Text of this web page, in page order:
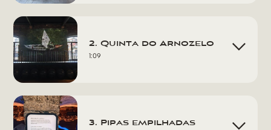
2. Quinta do Arnozelo
1:09
3. Pipas empilhadas